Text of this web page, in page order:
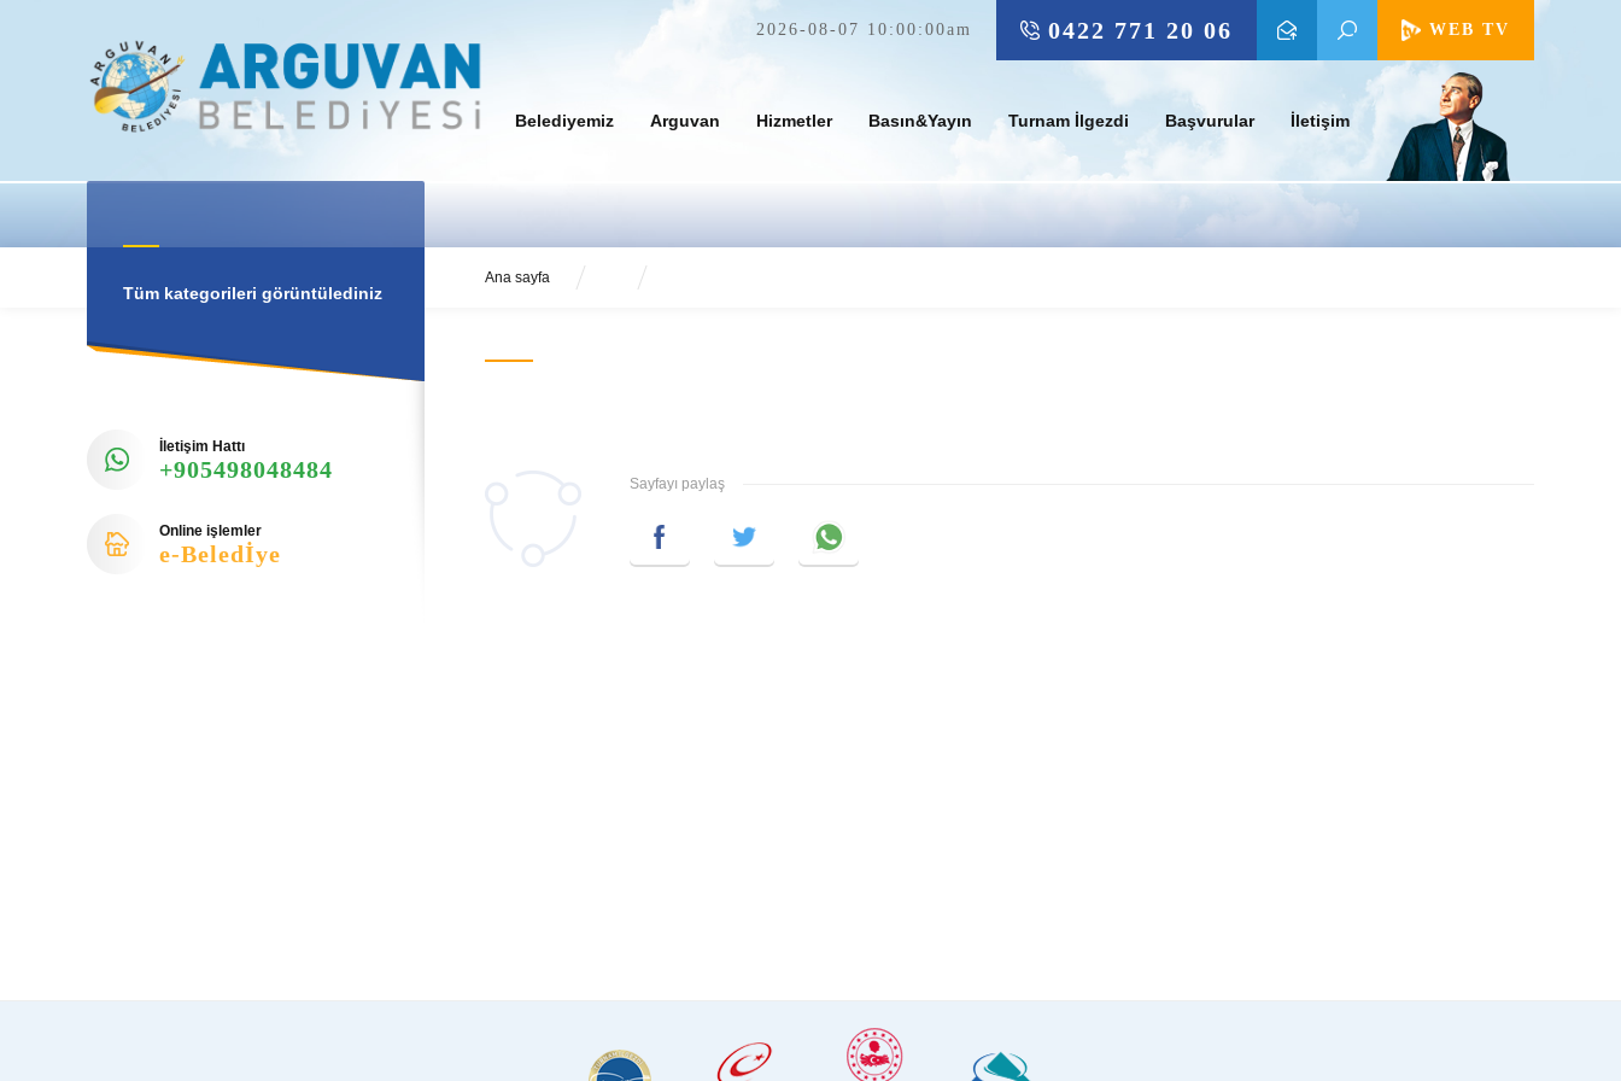
WEB TV
0422 771 20 06
2026-08-07 10:00:00am
Belediyemiz Arguvan Hizmetler Basın&Yayın Turnam İlgezdi Başvurular İletişim
Ana sayfa
Tüm kategorileri görüntülediniz
İletişim Hattı
+905498048484
Online işlemler
e-Beledİye
Sayfayı paylaş